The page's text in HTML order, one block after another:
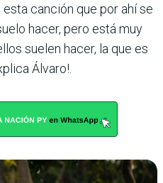
canción que por ahí se
hacer, pero está muy
suelen hacer, la que es
Álvaro!.